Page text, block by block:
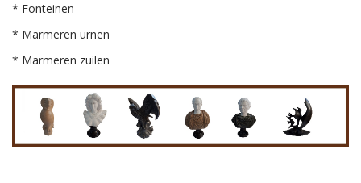
* Fonteinen
* Marmeren urnen
* Marmeren zuilen